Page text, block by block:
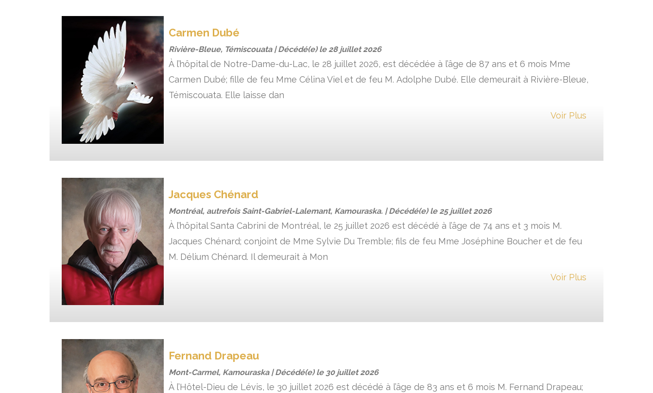
Carmen Dubé
Rivière-Bleue, Témiscouata | Décédé(e) le28 juillet 2026
À l’hôpital de Notre-Dame-du-Lac, le 28 juillet 2026, est décédée à l’âge de 87 ans et 6 mois Mme
Carmen Dubé; fille de feu Mme Célina Viel et de feu M. Adolphe Dubé. Elle demeurait à Rivière-Bleue,
Témiscouata. Elle laisse dan
Voir Plus
Jacques Chénard
Montréal, autrefois Saint-Gabriel-Lalemant, Kamouraska. | Décédé(e) le25 juillet 2026
À l’hôpital Santa Cabrini de Montréal, le 25 juillet 2026 est décédé à l’âge de 74 ans et 3 mois M.
Jacques Chénard; conjoint de Mme Sylvie Du Tremble; fils de feu Mme Joséphine Boucher et de feu
M. Délium Chénard. Il demeurait à Mon
Voir Plus
Fernand Drapeau
Mont-Carmel, Kamouraska | Décédé(e) le 30 juillet 2026
À l’Hôtel-Dieu de Lévis, le 30 juillet 2026 est décédé à l’âge de 83 ans et 6 mois M. Fernand Drapeau;